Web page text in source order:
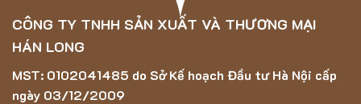
CÔNG TY TNHH SẢN XUẤT VÀ THƯƠNG MẠI
HÁN LONG
MST: 0102041485 do Sở Kế hoạch Đầu tư Hà Nội cấp
ngày 03/12/2009